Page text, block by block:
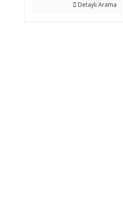
Detaylı Arama